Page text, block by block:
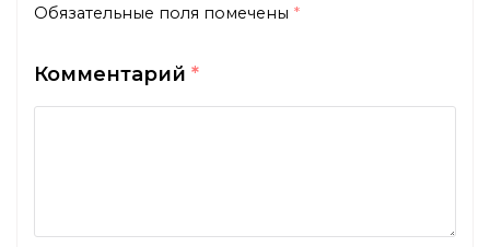
Обязательные поля помечены *
Комментарий *